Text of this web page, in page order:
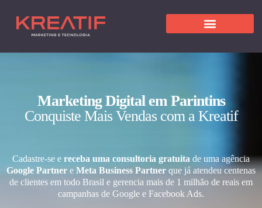
Marketing Digital em Parintins
Conquiste Mais Vendas com a Kreatif
Cadastre-se e receba uma consultoria gratuita de uma agência
Google Partner e Meta Business Partner que já atendeu centenas
de clientes em todo Brasil e gerencia mais de 1 milhão de reais em
campanhas de Google e Facebook Ads.